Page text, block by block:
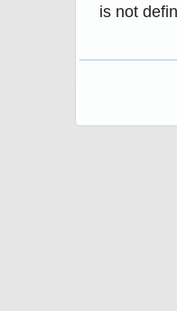
is not